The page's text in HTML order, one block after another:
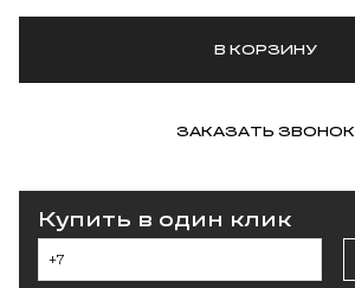
В КОРЗИНУ
ЗАКАЗАТЬ ЗВОНОК
Купить в один клик